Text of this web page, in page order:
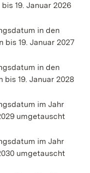
19. Januar 2026
in den
bis 19. Januar 2027
in den
bis 19. Januar 2028
im Jahr
umgetauscht
im Jahr
umgetauscht